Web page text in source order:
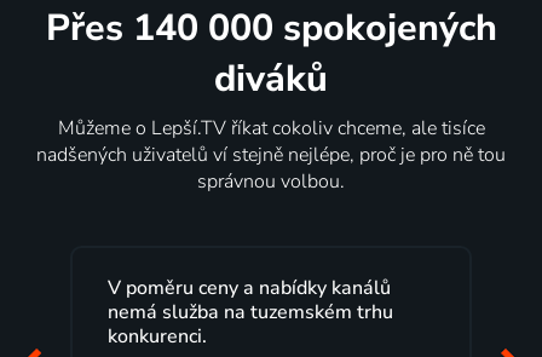
Přes 140 000 spokojených
diváků
Můžeme o Lepší.TV říkat cokoliv chceme, ale tisíce
nadšených uživatelů ví stejně nejlépe, proč je pro ně tou
správnou volbou.
V poměru ceny a nabídky kanálů
nemá služba na tuzemském trhu
konkurenci.